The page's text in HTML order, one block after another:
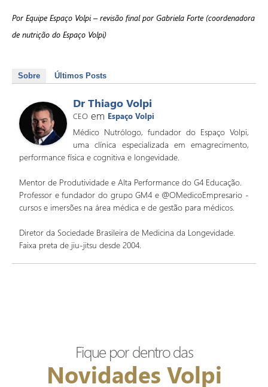
Por Equipe Espaço Volpi – revisão final por Gabriela Forte (coordenadora
de nutrição do Espaço Volpi)
Sobre Últimos Posts
Dr Thiago Volpi
CEO em Espaço Volpi
Médico Nutrólogo, fundador do Espaço Volpi,
uma clínica especializada em emagrecimento,
performance física e cognitiva e longevidade.
Mentor de Produtividade e Alta Performance do G4 Educação.
Professor e fundador do grupo GM4 e @OMedicoEmpresario -
cursos e imersões na área médica e de gestão para médicos.
Diretor da Sociedade Brasileira de Medicina da Longevidade.
Faixa preta de jiu-jitsu desde 2004.
Fique por dentro das
Novidades Volpi